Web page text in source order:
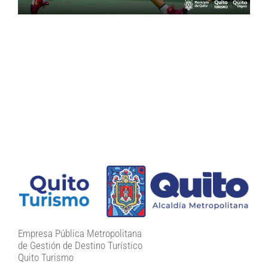
Empresa Pública Metropolitana
de Gestión de Destino Turístico
Quito Turismo